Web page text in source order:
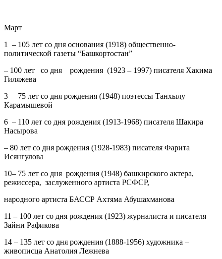
Март
1
– 105 лет со дня основания (1918) общественно-
политической газеты “Башкортостан”
– 100 лет со дня рождения (1923 – 1997) писателя Хакима
Гиляжева
3 – 75 лет со дня рождения (1948) поэтессы Танхылу
Карамышевой
6 – 110 лет со дня рождения (1913-1968) писателя Шакира
Насырова
– 80 лет со дня рождения (1928-1983) писателя Фарита
Исянгулова
10– 75 лет со дня рождения (1948) башкирского актера,
режиссера, заслуженного артиста РСФСР,
народного артиста БАССР Ахтяма Абушахманова
11 – 100 лет со дня рождения (1923) журналиста и писателя
Зайни Рафикова
14 – 135 лет со дня рождения (1888-1956) художника –
живописца Анатолия Лежнева